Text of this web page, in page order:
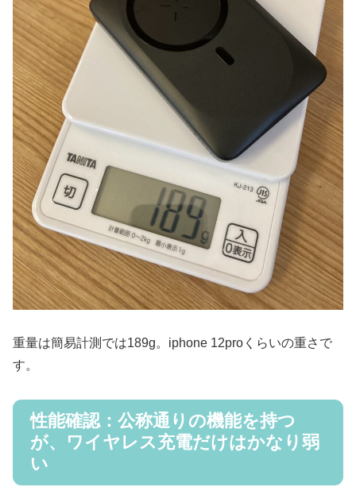
重量は簡易計測では189g。iphone 12proくらいの重さで
す。
性能確認：公称通りの機能を持つ
が、ワイヤレス充電だけはかなり弱
い